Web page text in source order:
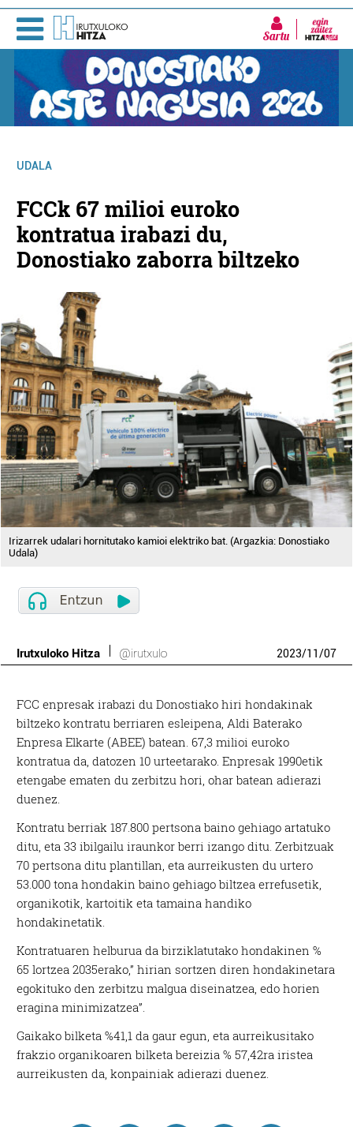
Sartu
UDALA
FCCk 67 milioi euroko
kontratua irabazi du,
Donostiako zaborra biltzeko
Irizarrek udalari hornitutako kamioi elektriko bat. (Argazkia: Donostiako
Udala)
Irutxuloko Hitza @irutxulo 2023/11/07
FCC enpresak irabazi du Donostiako hiri hondakinak
biltzeko kontratu berriaren esleipena, Aldi Baterako
Enpresa Elkarte (ABEE) batean. 67,3 milioi euroko
kontratua da, datozen 10 urteetarako. Enpresak 1990etik
etengabe ematen du zerbitzu hori, ohar batean adierazi
duenez.
Kontratu berriak 187.800 pertsona baino gehiago artatuko
ditu, eta 33 ibilgailu iraunkor berri izango ditu. Zerbitzuak
70 pertsona ditu plantillan, eta aurreikusten du urtero
53.000 tona hondakin baino gehiago biltzea errefusetik,
organikotik, kartoitik eta tamaina handiko
hondakinetatik.
Kontratuaren helburua da birziklatutako hondakinen %
65 lortzea 2035erako,” hirian sortzen diren hondakinetara
egokituko den zerbitzu malgua diseinatzea, edo horien
eragina minimizatzea”.
Gaikako bilketa %41,1 da gaur egun, eta aurreikusitako
frakzio organikoaren bilketa bereizia % 57,42ra iristea
aurreikusten da, konpainiak adierazi duenez.